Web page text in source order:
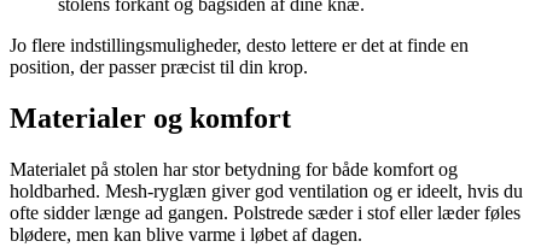
stolens forkant og bagsiden af dine knæ.
Jo flere indstillingsmuligheder, desto lettere er det at finde en
position, der passer præcist til din krop.
Materialer og komfort
Materialet på stolen har stor betydning for både komfort og
holdbarhed. Mesh-ryglæn giver god ventilation og er ideelt, hvis du
ofte sidder længe ad gangen. Polstrede sæder i stof eller læder føles
blødere, men kan blive varme i løbet af dagen.